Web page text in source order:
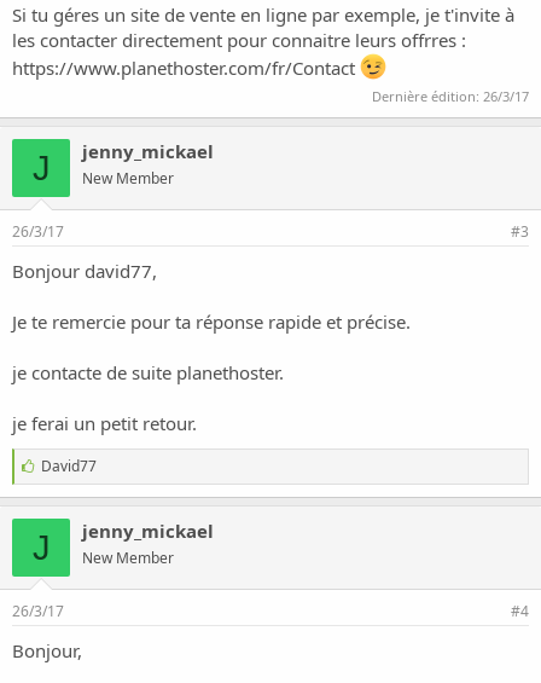
Si tu géres un site de vente en ligne par exemple, je t'invite à
les contacter directement pour connaitre leurs offrres :
https://www.planethoster.com/fr/Contact
Dernière édition: 26/3/17
J jenny_mickael
New Member
26/3/17 #3
Bonjour david77,
Je te remercie pour ta réponse rapide et précise.
je contacte de suite planethoster.
je ferai un petit retour.
J
'
a
i
m
e
:
David77
J jenny_mickael
New Member
26/3/17 #4
Bonjour,